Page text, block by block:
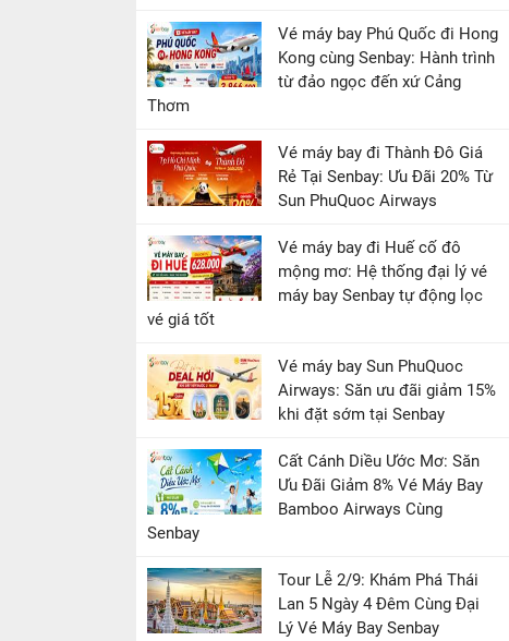
Vé máy bay Phú Quốc đi Hong
Kong cùng Senbay: Hành trình
từ đảo ngọc đến xứ Cảng
Thơm
Vé máy bay đi Thành Đô Giá
Rẻ Tại Senbay: Ưu Đãi 20% Từ
Sun PhuQuoc Airways
Vé máy bay đi Huế cố đô
mộng mơ: Hệ thống đại lý vé
máy bay Senbay tự động lọc
vé giá tốt
Vé máy bay Sun PhuQuoc
Airways: Săn ưu đãi giảm 15%
khi đặt sớm tại Senbay
Cất Cánh Diều Ước Mơ: Săn
Ưu Đãi Giảm 8% Vé Máy Bay
Bamboo Airways Cùng
Senbay
Tour Lễ 2/9: Khám Phá Thái
Lan 5 Ngày 4 Đêm Cùng Đại
Lý Vé Máy Bay Senbay